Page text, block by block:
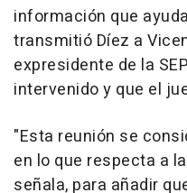
información que
transmitió Díez a
expresidente de la
intervenido y que el
"Esta reunión se
en lo que respecta a
señala, para añadir